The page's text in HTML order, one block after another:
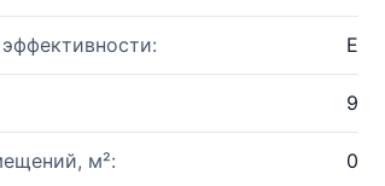
E
9
м²: 0